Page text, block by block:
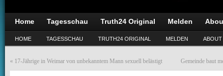
Home Tagesschau Truth24 Original Melden
HOME TAGESSCHAU TRUTH24 ORIGINAL MELDEN ABOUT
« 17-Jährige in Weimar von unbekanntem Mann sexuell belästigt Gemeinde baut